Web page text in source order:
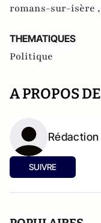
romans-sur-isère ,
THEMATIQUES
Politique
A PROPOS
SUIVRE